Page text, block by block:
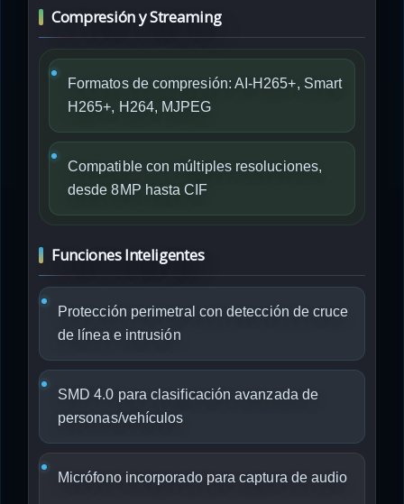
Compresión y Streaming
Formatos de compresión: AI-H265+, Smart
H265+, H264, MJPEG
Compatible con múltiples resoluciones,
desde 8MP hasta CIF
Funciones Inteligentes
Protección perimetral con detección de cruce
de línea e intrusión
SMD 4.0 para clasificación avanzada de
personas/vehículos
Micrófono incorporado para captura de audio